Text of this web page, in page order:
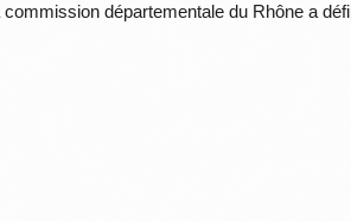
départementale du Rhône a